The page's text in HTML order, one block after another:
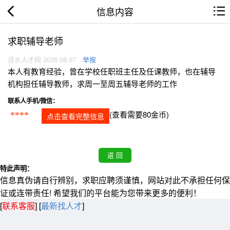
信息内容
求职辅导老师
涟水人才网 2026.08.07 举报
本人有教育经验，曾在学校任职班主任及任课教师，也在辅导
机构担任辅导教师，求周一至周五辅导老师的工作
联系人手机/微信：
**** 点击查看完整信息 (查看需要80金币)
特此声明：
信息真伪请自行辨别，求职应聘须谨慎，网站对此不承担任何保
证或连带责任! 希望我们的平台能为您带来更多的便利！
[联系客服] [最新找人才]